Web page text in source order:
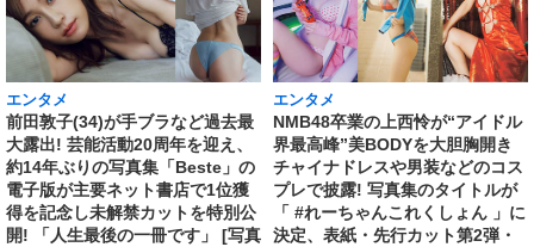
エンタメ
前田敦子(34)が手ブラなど過去最
大露出! 芸能活動20周年を迎え、
約14年ぶりの写真集「Beste」の
電子版が主要ネット書店で1位獲
得を記念し未解禁カットを特別公
開! 「人生最後の一冊です」 [写真
エンタメ
NMB48卒業の上西怜が“アイドル
界最高峰”美BODYを大胆胸開き
チャイナドレスや男装などのコス
プレで披露! 写真集のタイトルが
「 #れーちゃんこれくしょん 」に
決定、表紙・先行カット第2弾・